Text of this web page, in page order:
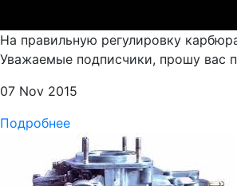
На правильную регулировку
Уважаемые подписчики, прошу вас
07 Nov 2015
Подробнее